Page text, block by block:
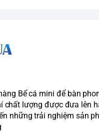
Bể cá mini để bàn
chất lượng được đưa lên
những trải nghiệm sản